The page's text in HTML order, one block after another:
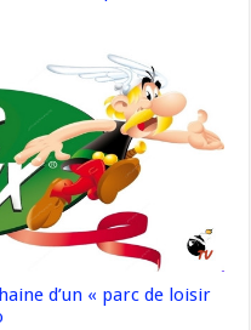
d’un « parc de loisir